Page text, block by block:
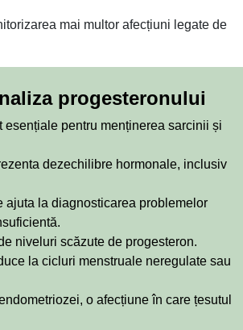
mai multor afecțiuni legate de
progesteronului
pentru menținerea sarcinii și
dezechilibre hormonale, inclusiv
ajuta la diagnosticarea problemelor
niveluri scăzute de progesteron.
la cicluri menstruale neregulate sau
o afecțiune în care țesutul